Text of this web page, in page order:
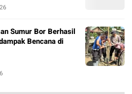
Sumur Bor Berhasil
Bencana di